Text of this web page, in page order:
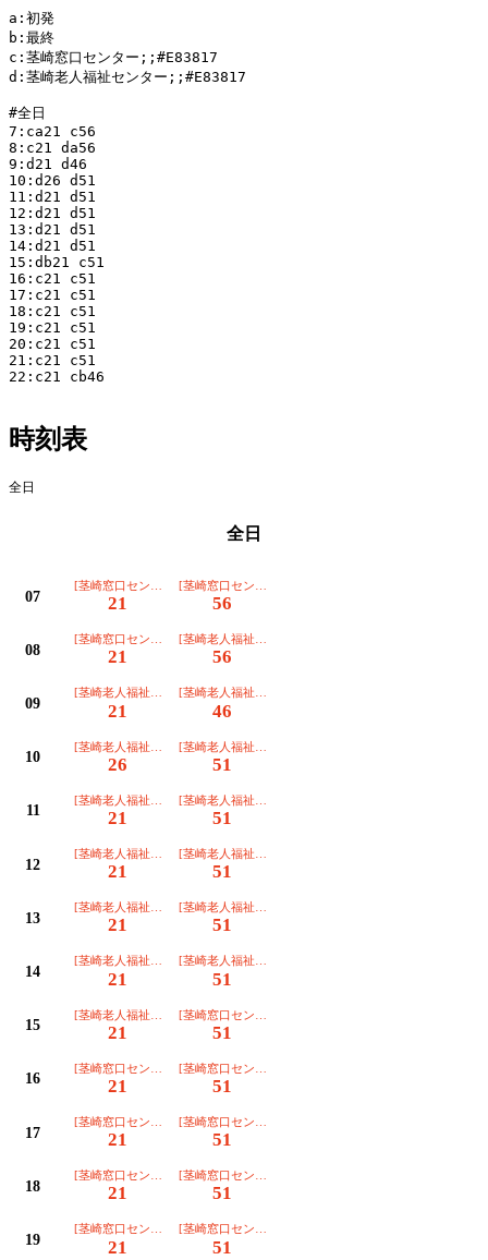
a:初発
b:最終
c:茎崎窓口センター;;#E83817
d:茎崎老人福祉センター;;#E83817
#全日
7:ca21 c56
8:c21 da56
9:d21 d46
10:d26 d51
11:d21 d51
12:d21 d51
13:d21 d51
14:d21 d51
15:db21 c51
16:c21 c51
17:c21 c51
18:c21 c51
19:c21 c51
20:c21 c51
21:c21 c51
22:c21 cb46
時刻表
全日
全日
07
[茎崎窓口センター]初発
21
[茎崎窓口センター]
56
08
[茎崎窓口センター]
21
[茎崎老人福祉センター]初発
56
09
[茎崎老人福祉センター]
21
[茎崎老人福祉センター]
46
10
[茎崎老人福祉センター]
26
[茎崎老人福祉センター]
51
11
[茎崎老人福祉センター]
21
[茎崎老人福祉センター]
51
12
[茎崎老人福祉センター]
21
[茎崎老人福祉センター]
51
13
[茎崎老人福祉センター]
21
[茎崎老人福祉センター]
51
14
[茎崎老人福祉センター]
21
[茎崎老人福祉センター]
51
15
[茎崎老人福祉センター]最終
21
[茎崎窓口センター]
51
16
[茎崎窓口センター]
21
[茎崎窓口センター]
51
17
[茎崎窓口センター]
21
[茎崎窓口センター]
51
18
[茎崎窓口センター]
21
[茎崎窓口センター]
51
19
[茎崎窓口センター]
21
[茎崎窓口センター]
51